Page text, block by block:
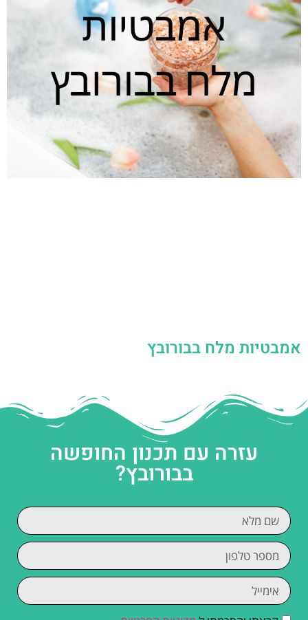
אמבטיות מלח בבורובץ
עזרה עם תכנון החופשה
בבורובץ?